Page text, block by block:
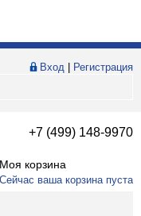
Вход
Регистрация
+7 (499) 148-9970
Моя корзина
Сейчас ваша корзина пуста